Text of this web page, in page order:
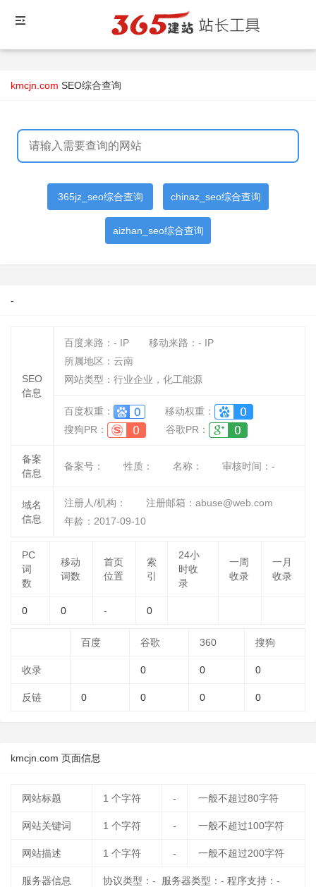
kmcjn.com SEO综合查询
365jz_seo综合查询 chinaz_seo综合查询
aizhan_seo综合查询
-
SEO
信息
百度来路： - IP 移动来路： - IP
所属地区：云南
网站类型：行业企业，化工能源
百度权重：
移动权重：
搜狗PR：
谷歌PR：
备案
信息
备案号： 性质： 名称： 审核时间： -
域名
信息
注册人/机构：
注册邮箱：abuse@web.com
年龄：2017-09-10
PC
词
数
移动
词数
首页
位置
索
引
24小
时收
录
一周
收录
一月
收录
0 0 - 0
百度 谷歌 360 搜狗
收录 0 0 0
反链 0 0 0 0
kmcjn.com 页面信息
网站标题 1 个字符 - 一般不超过80字符
网站关键词 1 个字符 - 一般不超过100字符
网站描述 1 个字符 - 一般不超过200字符
服务器信息 协议类型：- 服务器类型：- 程序支持：-